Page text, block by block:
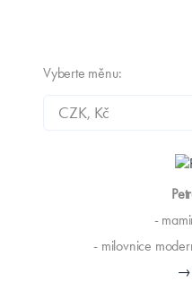
Vyberte měnu:
-
- milovnice
→